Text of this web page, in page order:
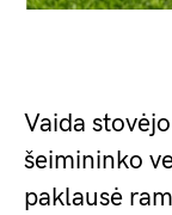
Vaida
šeimininko
paklausė